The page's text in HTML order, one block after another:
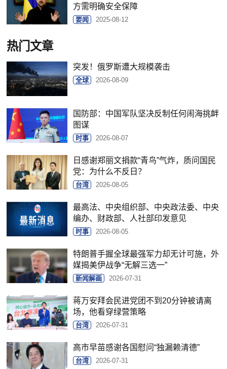
方需明确安全保障
要闻 2025-08-12
热门文章
突发！俄罗斯遭大规模袭击
全球 2026-08-09
国防部：中国军队坚决反制任何闹海挑衅
图谋
时事 2026-08-07
日感谢郑丽文捐款“青鸟”气炸，质问国民
党：为什么不反日？
台湾 2026-08-05
最高法、中央组织部、中央政法委、中央
编办、财政部、人社部印发意见
时事 2026-08-05
特朗普手握全球最强军力却无计可施，外
媒揭美伊战争“无解三选一”
新闻解画 2026-07-31
蒋万安拜会民进党团不到20分钟被请离
场，他看穿绿营策略
台湾 2026-07-31
高市早苗感谢各国慰问“独漏赖清德”
台湾 2026-07-31